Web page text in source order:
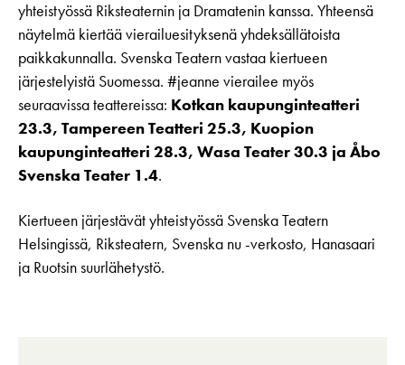
yhteistyössä Riksteaternin ja Dramatenin kanssa. Yhteensä
näytelmä kiertää vierailuesityksenä yhdeksällätoista
paikkakunnalla. Svenska Teatern vastaa kiertueen
järjestelyistä Suomessa. #jeanne vierailee myös
seuraavissa teattereissa: Kotkan kaupunginteatteri
23.3, Tampereen Teatteri 25.3, Kuopion
kaupunginteatteri 28.3, Wasa Teater 30.3 ja Åbo
Svenska Teater 1.4.
Kiertueen järjestävät yhteistyössä Svenska Teatern
Helsingissä, Riksteatern, Svenska nu -verkosto, Hanasaari
ja Ruotsin suurlähetystö.